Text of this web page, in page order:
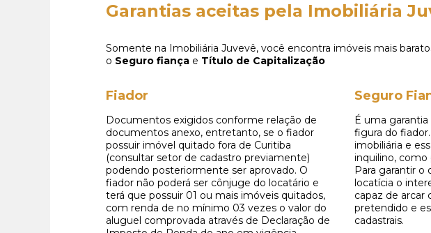
Garantias aceitas pela Imobiliária
Somente na Imobiliária Juvevê, você encontra imóveis mais
o Seguro fiança e Título de Capitalização
Fiador
Documentos exigidos conforme relação de
documentos anexo, entretanto, se o fiador
possuir imóvel quitado fora de Curitiba
(consultar setor de cadastro previamente)
podendo posteriormente ser aprovado. O
fiador não poderá ser cônjuge do locatário e
terá que possuir 01 ou mais imóveis quitados,
com renda de no mínimo 03 vezes o valor do
aluguel comprovada através de Declaração de
Seguro
É uma
figura do
imobiliária e
inquilino, como
Para garantir o
locatícia o
capaz de arcar
pretendido e
cadastrais.